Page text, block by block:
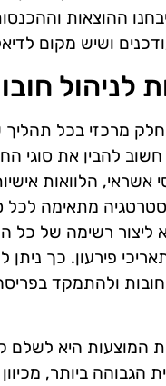
ההוצאות
ושיש מקום
לניהול
חלק מרכזי בכל תהליך
להבין את סוגי
אשראי, הלוואות
מתאימה לכל
ליצור רשימה של כל
פירעון. כך
ולהתמקד
המוצעות היא לשלם
הגבוהה ביותר,